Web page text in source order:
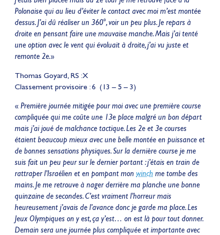
Polonaise qui au lieu d’éviter le contact avec moi m’est montée
dessus. J’ai dû réaliser un 360°, voir un peu plus. Je repars à
droite en pensant faire une mauvaise manche. Mais j’ai tenté
une option avec le vent qui évoluait à droite, j’ai vu juste et
remonte 2e.»
Thomas Goyard, RS :X
Classement provisoire : 6 (13 – 5 – 3)
« Première journée mitigée pour moi avec une première course
compliquée qui me coûte une 13e place malgré un bon départ
mais j’ai joué de malchance tactique. Les 2e et 3e courses
étaient beaucoup mieux avec une belle montée en puissance et
de bonnes sensations physiques. Sur la dernière course je me
suis fait un peu peur sur le dernier portant : j’étais en train de
rattraper l’Israélien et en pompant mon winch me tombe des
mains. Je me retrouve à nager derrière ma planche une bonne
quinzaine de secondes. C’est vraiment l’horreur mais
heureusement j’avais de l’avance donc je garde ma place. Les
Jeux Olympiques on y est, ça y’est… on est là pour tout donner.
Demain sera une journée plus compliquée et importante avec